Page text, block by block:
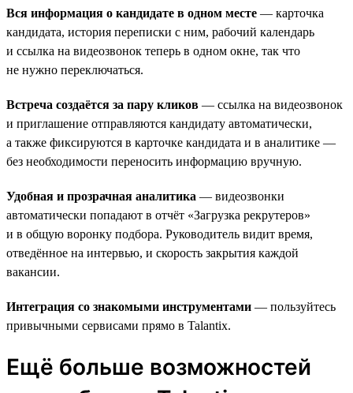
Вся информация о кандидате в одном месте — карточка
кандидата, история переписки с ним, рабочий календарь
и ссылка на видеозвонок теперь в одном окне, так что
не нужно переключаться.
Встреча создаётся за пару кликов — ссылка на видеозвонок
и приглашение отправляются кандидату автоматически,
а также фиксируются в карточке кандидата и в аналитике —
без необходимости переносить информацию вручную.
Удобная и прозрачная аналитика — видеозвонки
автоматически попадают в отчёт «Загрузка рекрутеров»
и в общую воронку подбора. Руководитель видит время,
отведённое на интервью, и скорость закрытия каждой
вакансии.
Интеграция со знакомыми инструментами — пользуйтесь
привычными сервисами прямо в Talantix.
Ещё больше возможностей